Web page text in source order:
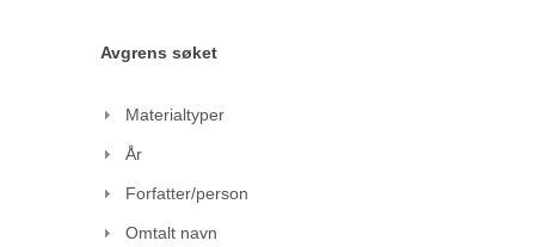
Avgrens søket
Materialtyper
År
Forfatter/person
Omtalt navn